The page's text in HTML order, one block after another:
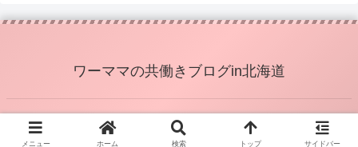
ワーママの共働きブログin北海道
© 2009 ワーママの共働きブログin北海道.
メニュー ホーム 検索 トップ サイドバー